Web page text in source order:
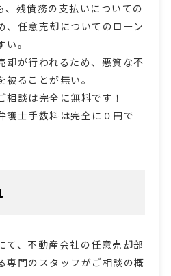
、残債務の支払いについての
、任意売却についてのローン
。
却が行われるため、悪質な不
ることが無い。
相談は完全に無料です！
護士手数料は完全に０円で
て、不動産会社の任意売却部
専門のスタッフがご相談の概